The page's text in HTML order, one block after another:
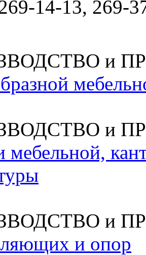
14-13, 269-
и
и
мебельной,
и
и опор